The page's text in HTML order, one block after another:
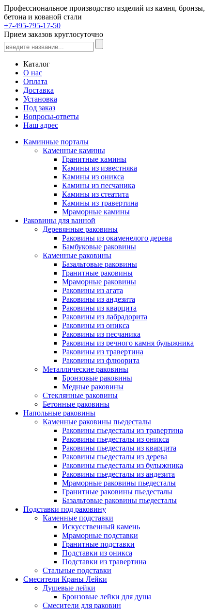
Профессиональное производство изделий из камня, бронзы,
бетона и кованой стали
+7-495-795-17-50
Прием заказов круглосуточно
Каталог
О нас
Оплата
Доставка
Установка
Под заказ
Вопросы-ответы
Наш адрес
Каминные порталы
Каменные камины
Гранитные камины
Камины из известняка
Камины из оникса
Камины из песчаника
Камины из стеатита
Камины из травертина
Мраморные камины
Раковины для ванной
Деревянные раковины
Раковины из окаменелого дерева
Бамбуковые раковины
Каменные раковины
Базальтовые раковины
Гранитные раковины
Мраморные раковины
Раковины из агата
Раковины из андезита
Раковины из кварцита
Раковины из лабрадорита
Раковины из оникса
Раковины из песчаника
Раковины из речного камня булыжника
Раковины из травертина
Раковины из флюорита
Металлические раковины
Бронзовые раковины
Медные раковины
Стеклянные раковины
Бетонные раковины
Напольные раковины
Каменные раковины пьедесталы
Раковины пьедесталы из травертина
Раковины пьедесталы из оникса
Раковины пьедесталы из кварцита
Раковины пьедесталы из дерева
Раковины пьедесталы из булыжника
Раковины пьедесталы из андезита
Мраморные раковины пьедесталы
Гранитные раковины пьедесталы
Базальтовые раковины пьедесталы
Подставки под раковину
Каменные подставки
Искусственный камень
Мраморные подставки
Гранитные подставки
Подставки из оникса
Подставки из травертина
Стальные подставки
Смесители Краны Лейки
Душевые лейки
Бронзовые лейки для душа
Смесители для раковин